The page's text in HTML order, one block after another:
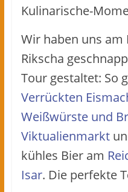
Kulinarische-
Wir haben uns am
Rikscha
Tour gestaltet: So
Verrückten
Weißwürste und
Viktualienmarkt
kühles Bier am
Isar. Die perfekte